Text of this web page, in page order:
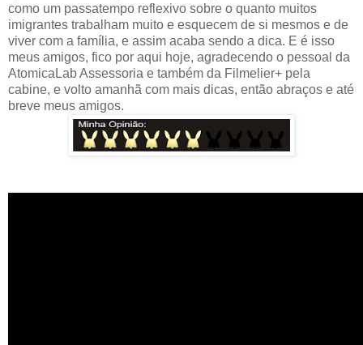
como um passatempo reflexivo sobre o quanto muitos
imigrantes trabalham muito e esquecem de si mesmos e de
viver com a família, e assim acaba sendo a dica. E é isso
meus amigos, fico por aqui hoje, agradecendo o pessoal da
AtomicaLab Assessoria e também da Filmelier+ pela
cabine, e volto amanhã com mais dicas, então abraços e até
breve meus amigos.